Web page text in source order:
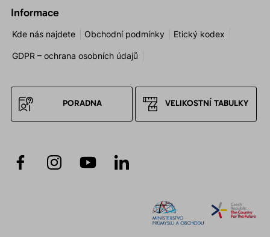
Informace
Kde nás najdete Obchodní podmínky Etický kodex
GDPR – ochrana osobních údajů
PORADNA VELIKOSTNÍ TABULKY